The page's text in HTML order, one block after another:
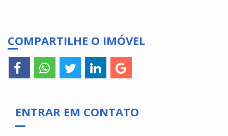
COMPARTILHE O IMÓVEL
ENTRAR EM CONTATO